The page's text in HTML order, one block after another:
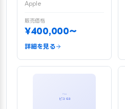
Apple
販売価格
¥400,000〜
詳細を見る